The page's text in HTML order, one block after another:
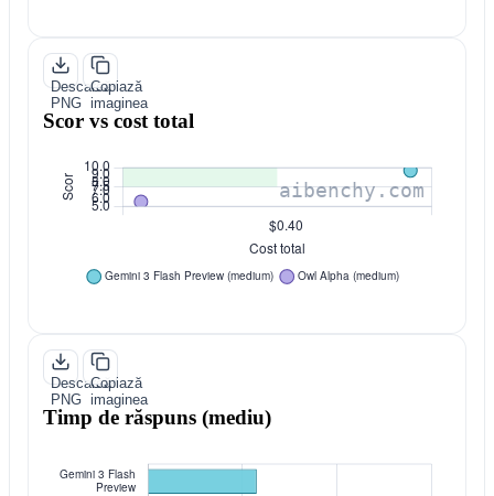
Descarcă
PNG
Copiază
imaginea
Scor vs cost total
Descarcă
PNG
Copiază
imaginea
Timp de răspuns (mediu)